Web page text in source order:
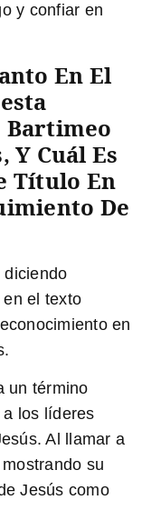
y confiar en
En El
Bartimeo
Y Cuál Es
Título En
De
diciendo
el texto
en
un término
los líderes
Al llamar a
su
Jesús como